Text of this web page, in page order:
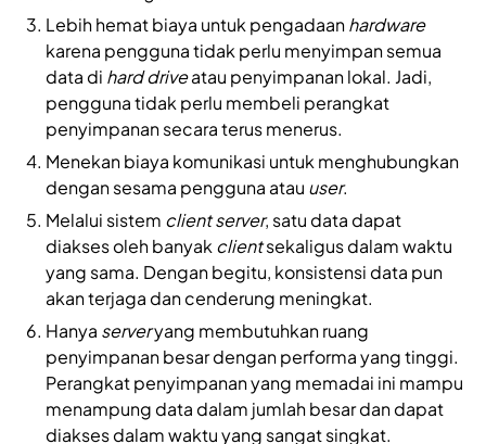
Lebih hemat biaya untuk pengadaanhardware
karena pengguna tidak perlu menyimpan semua
data di hard driveatau penyimpanan lokal. Jadi,
pengguna tidak perlu membeli perangkat
penyimpanan secara terus menerus.
Menekan biaya komunikasi untuk menghubungkan
dengan sesama pengguna atau user.
Melalui sistem client server, satu data dapat
diakses oleh banyakclientsekaligus dalam waktu
yang sama. Dengan begitu, konsistensi data pun
akan terjaga dan cenderung meningkat.
Hanya serveryang membutuhkan ruang
penyimpanan besar dengan performa yang tinggi.
Perangkat penyimpanan yang memadai ini mampu
menampung data dalam jumlah besar dan dapat
diakses dalam waktu yang sangat singkat.